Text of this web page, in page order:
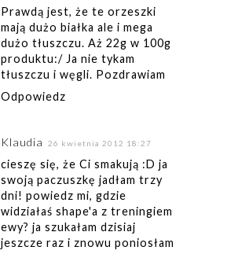
Prawdą jest, że te orzeszki
mają dużo białka ale i mega
dużo tłuszczu. Aż 22g w 100g
produktu:/ Ja nie tykam
tłuszczu i węgli. Pozdrawiam
Odpowiedz
Klaudia 26 kwietnia 2012 18:27
cieszę się, że Ci smakują :D ja
swoją paczuszkę jadłam trzy
dni! powiedz mi, gdzie
widziałaś shape'a z treningiem
ewy? ja szukałam dzisiaj
jeszcze raz i znowu poniosłam